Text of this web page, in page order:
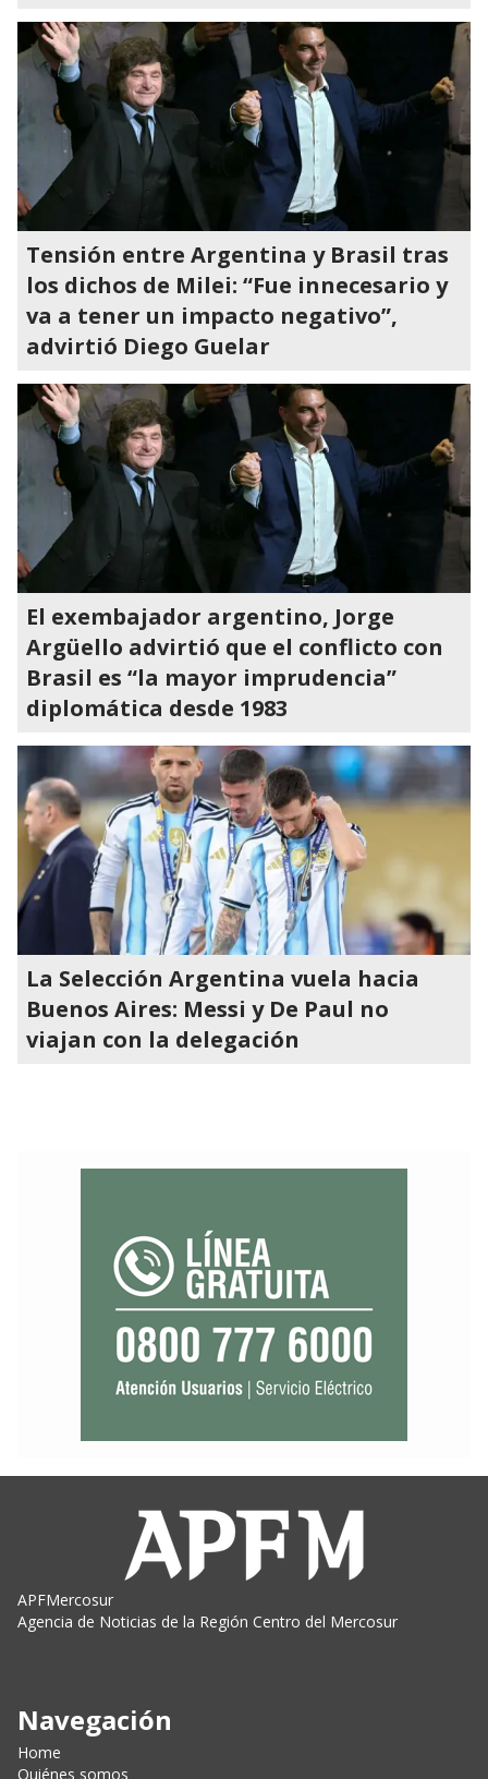
Tensión entre Argentina y Brasil tras
los dichos de Milei: “Fue innecesario y
va a tener un impacto negativo”,
advirtió Diego Guelar
El exembajador argentino, Jorge
Argüello advirtió que el conflicto con
Brasil es “la mayor imprudencia”
diplomática desde 1983
La Selección Argentina vuela hacia
Buenos Aires: Messi y De Paul no
viajan con la delegación
APFMercosur
Agencia de Noticias de la Región Centro del Mercosur
Navegación
Home
Quiénes somos